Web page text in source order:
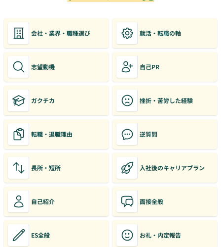
会社・業界・職種選び 就活・転職の軸
志望動機 自己PR
ガクチカ 挫折・苦労した経験
転職・退職理由 逆質問
長所・短所 入社後のキャリアプラン
自己紹介 面接全般
ES全般 お礼・内定報告